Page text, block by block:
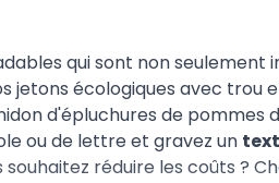
qui sont non seulement
jetons écologiques avec trou
d'épluchures de pommes
ou de lettre et gravez un
souhaitez réduire les coûts ?